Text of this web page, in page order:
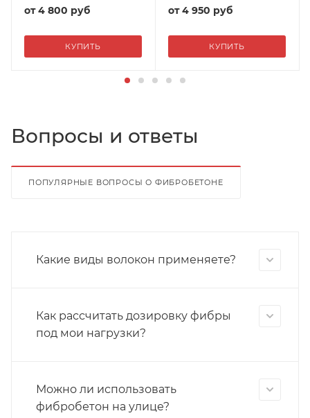
от4 800 руб
КУПИТЬ
от4 950 руб
КУПИТЬ
Вопросы и ответы
ПОПУЛЯРНЫЕ ВОПРОСЫ О ФИБРОБЕТОНЕ
Какие виды волокон применяете?
Как рассчитать дозировку фибры
под мои нагрузки?
Можно ли использовать
фибробетон на улице?